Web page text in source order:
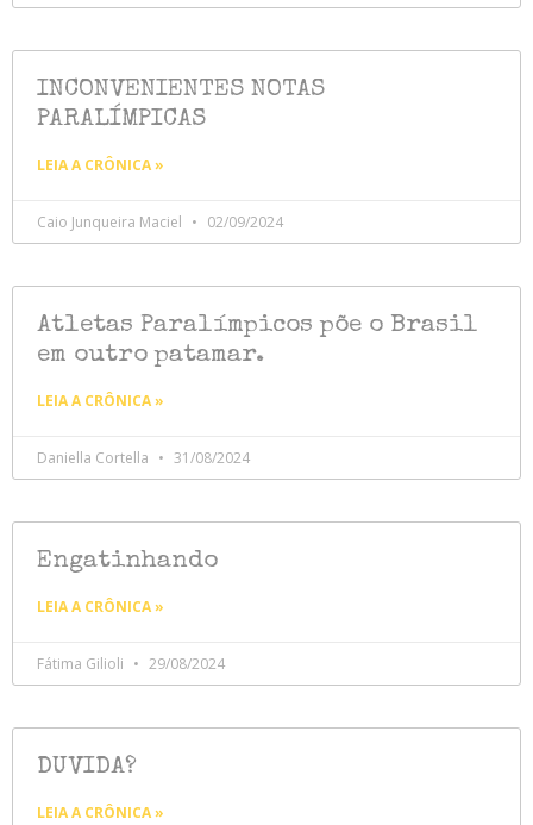
INCONVENIENTES NOTAS
PARALÍMPICAS
LEIA A CRÔNICA »
Caio Junqueira Maciel 02/09/2024
Atletas Paralímpicos põe o Brasil
em outro patamar.
LEIA A CRÔNICA »
Daniella Cortella 31/08/2024
Engatinhando
LEIA A CRÔNICA »
Fátima Gilioli 29/08/2024
DUVIDA?
LEIA A CRÔNICA »